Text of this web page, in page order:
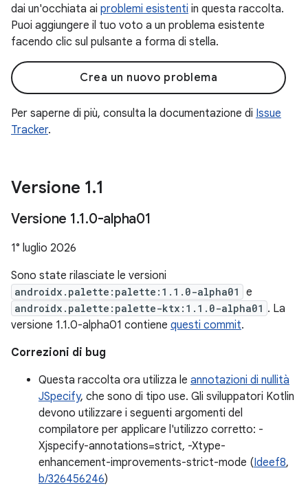
dai un'occhiata ai problemi esistenti in questa raccolta.
Puoi aggiungere il tuo voto a un problema esistente
facendo clic sul pulsante a forma di stella.
Crea un nuovo problema
Per saperne di più, consulta la documentazione di Issue
Tracker.
Versione 1.1
Versione 1.1.0-alpha01
1° luglio 2026
Sono state rilasciate le versioni
androidx.palette:palette:1.1.0-alpha01 e
androidx.palette:palette-ktx:1.1.0-alpha01 . La
versione 1.1.0-alpha01 contiene questi commit.
Correzioni di bug
Questa raccolta ora utilizza le annotazioni di nullità
JSpecify, che sono di tipo use. Gli sviluppatori Kotlin
devono utilizzare i seguenti argomenti del
compilatore per applicare l'utilizzo corretto: -
Xjspecify-annotations=strict, -Xtype-
enhancement-improvements-strict-mode (Ideef8,
b/326456246)